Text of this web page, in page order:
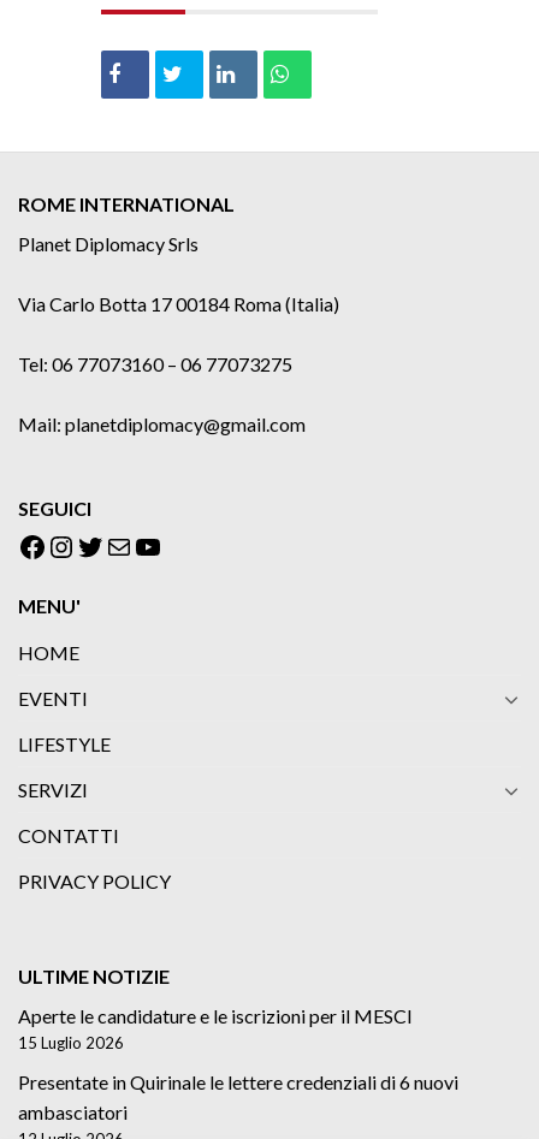
ROME INTERNATIONAL
Planet Diplomacy Srls
Via Carlo Botta 17 00184 Roma (Italia)
Tel: 06 77073160 – 06 77073275
Mail: planetdiplomacy@gmail.com
SEGUICI
Facebook
Instagram
Twitter
EmailYouTube
MENU'
HOME
EVENTI
LIFESTYLE
SERVIZI
CONTATTI
PRIVACY POLICY
ULTIME NOTIZIE
Aperte le candidature e le iscrizioni per il MESCI
15 Luglio 2026
Presentate in Quirinale le lettere credenziali di 6 nuovi
ambasciatori